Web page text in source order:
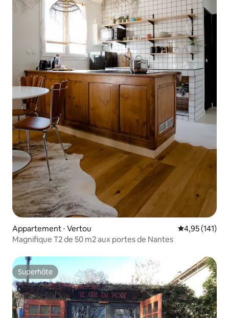
Appartement ⋅ Vertou Évaluation
4,95 (141)
Magnifique T2 de 50 m2 aux portes de Nantes
Superhôte
Superhôte